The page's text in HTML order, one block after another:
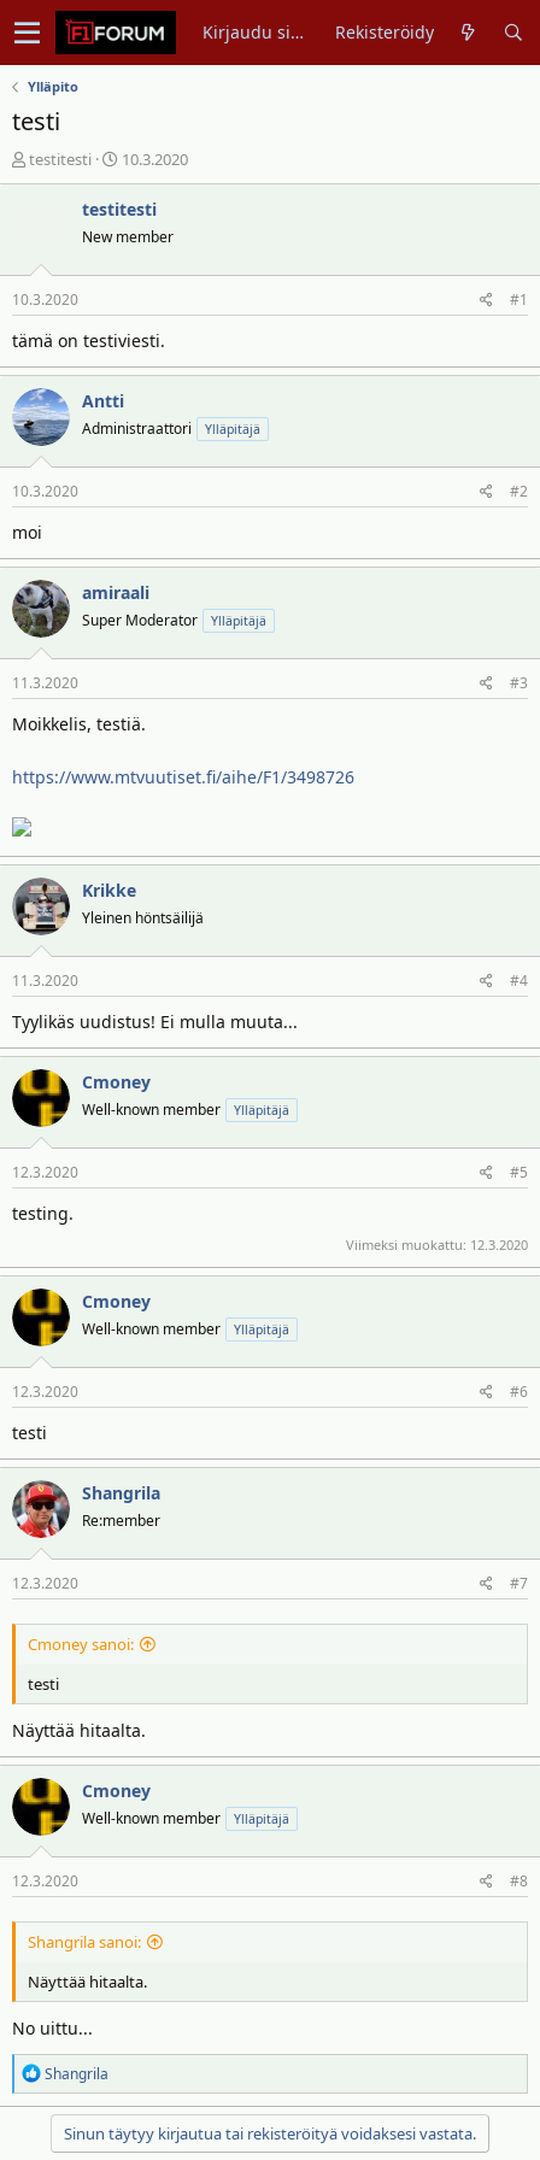
Kirjaudu sisään Rekisteröidy
Ylläpito
testi
V
i
i
k
t
j
u
n
a
l
o
t
t
a
j
a
testitesti
A
l
o
i
u
ä
i
v
ä
ä
10.3.2020
testitesti
New member
10.3.2020 #1
tämä on testiviesti.
Antti
Administraattori Ylläpitäjä
10.3.2020 #2
moi
amiraali
Super Moderator Ylläpitäjä
11.3.2020 #3
Moikkelis, testiä.
https://www.mtvuutiset.fi/aihe/F1/3498726
Krikke
Yleinen höntsäilijä
11.3.2020 #4
Tyylikäs uudistus! Ei mulla muuta...
Cmoney
Well-known member Ylläpitäjä
12.3.2020 #5
testing.
Viimeksi muokattu: 12.3.2020
Cmoney
Well-known member Ylläpitäjä
12.3.2020 #6
testi
Shangrila
Re:member
12.3.2020 #7
Cmoney sanoi:
testi
Näyttää hitaalta.
Cmoney
Well-known member Ylläpitäjä
12.3.2020 #8
Shangrila sanoi:
Näyttää hitaalta.
No uittu...
R
e
a
Shangrila
Sinun täytyy kirjautua tai rekisteröityä voidaksesi vastata.